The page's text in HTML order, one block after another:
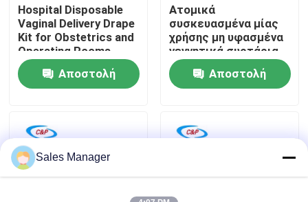
Επισκεψή εργοστασίου
Έλεγχος ποιότητας
Ειδήσεις
Hospital Disposable
Vaginal Delivery Drape
Kit for Obstetrics and
Operating Rooms
Αποστολή
Ατομικά
συσκευασμένα μίας
χρήσης μη υφασμένα
γεννητικά συρτάρια
για αποστειρωμένο
φράγμαΑποστολή
Sales Manager